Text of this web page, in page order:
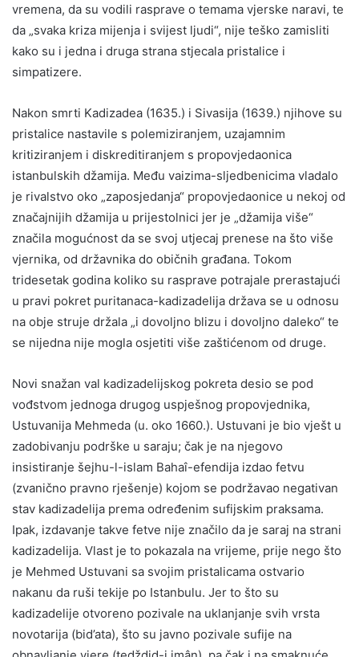
vremena, da su vodili rasprave o temama vjerske naravi, te
da „svaka kriza mijenja i svijest ljudi“, nije teško zamisliti
kako su i jedna i druga strana stjecala pristalice i
simpatizere.
Nakon smrti Kadizadea (1635.) i Sivasija (1639.) njihove su
pristalice nastavile s polemiziranjem, uzajamnim
kritiziranjem i diskreditiranjem s propovjedaonica
istanbulskih džamija. Među vaizima-sljedbenicima vladalo
je rivalstvo oko „zaposjedanja“ propovjedaonice u nekoj od
značajnijih džamija u prijestolnici jer je „džamija više“
značila mogućnost da se svoj utjecaj prenese na što više
vjernika, od državnika do običnih građana. Tokom
tridesetak godina koliko su rasprave potrajale prerastajući
u pravi pokret puritanaca-kadizadelija država se u odnosu
na obje struje držala „i dovoljno blizu i dovoljno daleko“ te
se nijedna nije mogla osjetiti više zaštićenom od druge.
Novi snažan val kadizadelijskog pokreta desio se pod
vođstvom jednoga drugog uspješnog propovjednika,
Ustuvanija Mehmeda (u. oko 1660.). Ustuvani je bio vješt u
zadobivanju podrške u saraju; čak je na njegovo
insistiranje šejhu-l-islam Bahaî-efendija izdao fetvu
(zvanično pravno rješenje) kojom se podržavao negativan
stav kadizadelija prema određenim sufijskim praksama.
Ipak, izdavanje takve fetve nije značilo da je saraj na strani
kadizadelija. Vlast je to pokazala na vrijeme, prije nego što
je Mehmed Ustuvani sa svojim pristalicama ostvario
nakanu da ruši tekije po Istanbulu. Jer to što su
kadizadelije otvoreno pozivale na uklanjanje svih vrsta
novotarija (bid’ata), što su javno pozivale sufije na